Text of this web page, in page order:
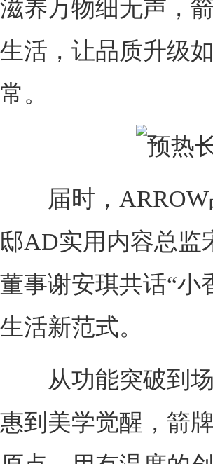
滋养万物细无声，
生活，让品质升级
常。
届时，ARROW
邸AD实用内容总监
董事谢安琪共话“小
生活新范式。
从功能突破到场
惠到美学觉醒，箭